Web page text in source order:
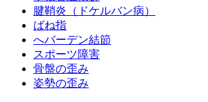
腱鞘炎（ドケルバン病）
ばね指
へバーデン結節
スポーツ障害
骨盤の歪み
姿勢の歪み